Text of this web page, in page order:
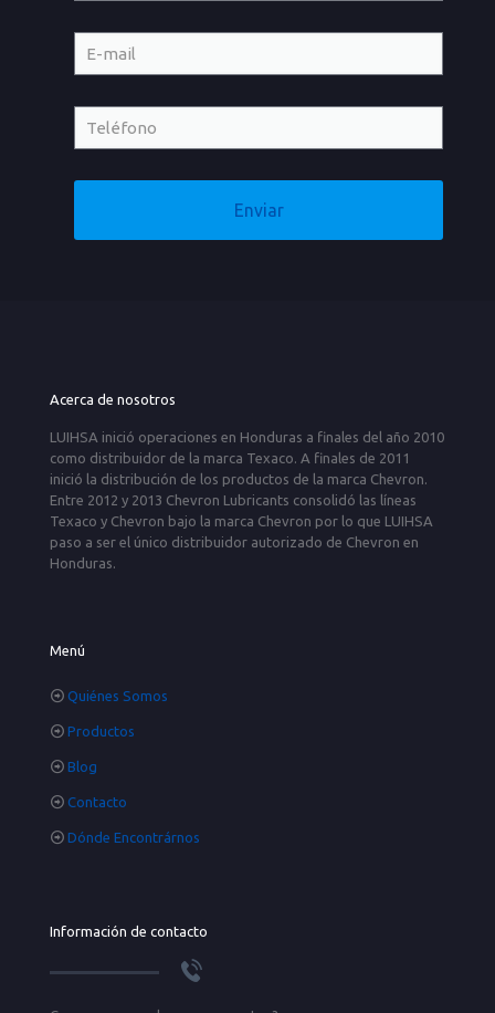
Acerca de nosotros
LUIHSA inició operaciones en Honduras a finales del año 2010
como distribuidor de la marca Texaco. A finales de 2011
inició la distribución de los productos de la marca Chevron.
Entre 2012 y 2013 Chevron Lubricants consolidó las líneas
Texaco y Chevron bajo la marca Chevron por lo que LUIHSA
paso a ser el único distribuidor autorizado de Chevron en
Honduras.
Menú
Quiénes Somos
Productos
Blog
Contacto
Dónde Encontrárnos
Información de contacto